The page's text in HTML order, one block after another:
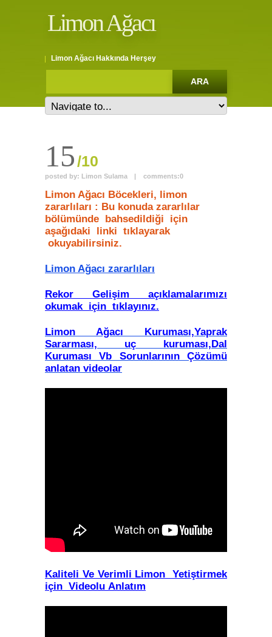
Limon Ağacı
Limon Ağacı Hakkında Herşey
15/10
posted by: Limon Sulama | comments:0
Limon Ağacı Böcekleri, limon
zararlıları : Bu konuda zararlılar
bölümünde bahsedildiği için
aşağıdaki linki tıklayarak
okuyabilirsiniz.
Limon Ağacı zararlıları
Rekor Gelişim açıklamalarımızı
okumak için tıklayınız.
Limon Ağacı Kuruması,Yaprak
Sararması, uç kuruması,Dal
Kuruması Vb Sorunlarının Çözümü
anlatan videolar
Kaliteli Ve Verimli Limon Yetiştirmek
için Videolu Anlatım